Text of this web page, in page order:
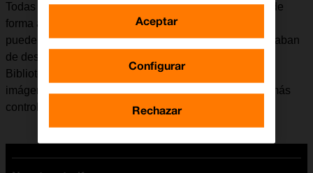
Todas las apps del móvil se organizan por categorías de
forma automática en la Biblioteca de Apps. El móvil se
puede configurar para que muestre las apps que se acaban
de descargar tanto en la pantalla de inicio como en la
Biblioteca de Apps además de adaptar el número de
imágenes de la pantalla de inicio para tener las apps más
controladas.
Configurar
Rechazar
Aceptar